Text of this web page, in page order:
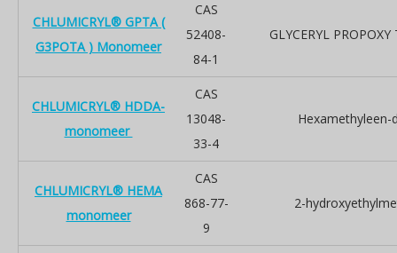
CHLUMICRYL® GPTA (
G3POTA ) Monomeer
CAS
52408-
84-1
GLYCERYL
CHLUMICRYL® HDDA-
monomeer
CAS
13048-
33-4
Hexamethyleen-
CHLUMICRYL® HEMA
monomeer
CAS
868-77-
9
2-